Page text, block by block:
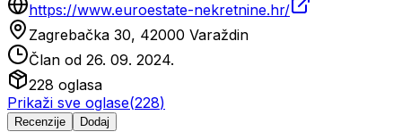
https://www.euroestate-nekretnine.hr/
Zagrebačka 30, 42000 Varaždin
Član od 26. 09. 2024.
228 oglasa
Prikaži sve oglase(228)
Recenzije Dodaj